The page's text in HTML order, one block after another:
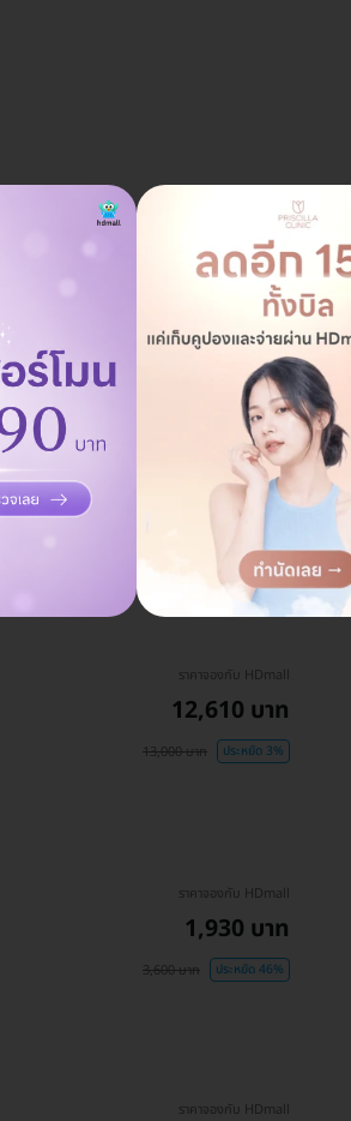
ราคาจองกับ HDmall
12,610 บาท
13,000 บาท ประหยัด 3%
ราคาจองกับ HDmall
1,930 บาท
3,600 บาท ประหยัด 46%
ราคาจองกับ HDmall